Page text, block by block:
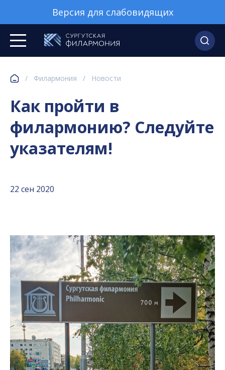
Версия для слабовидящих
/ Филармония / Новости
Как пройти в
филармонию? Следуйте
указателям!
22 сен 2020